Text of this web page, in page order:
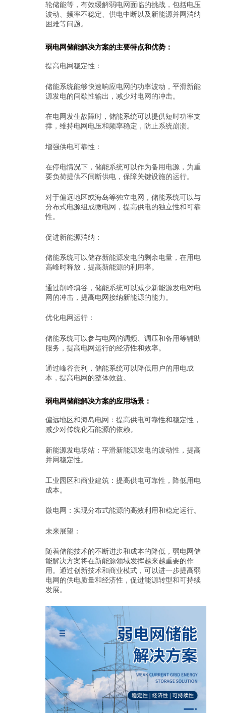
轮储能等，有效缓解弱电网面临的挑战，包括电压
波动、频率不稳定、供电中断以及新能源并网消纳
困难等问题。
弱电网储能解决方案的主要特点和优势：
提高电网稳定性：
储能系统能够快速响应电网的功率波动，平滑新能
源发电的间歇性输出，减少对电网的冲击。
在电网发生故障时，储能系统可以提供短时功率支
撑，维持电网电压和频率稳定，防止系统崩溃。
增强供电可靠性：
在停电情况下，储能系统可以作为备用电源，为重
要负荷提供不间断供电，保障关键设施的运行。
对于偏远地区或海岛等独立电网，储能系统可以与
分布式电源组成微电网，提高供电的独立性和可靠
性。
促进新能源消纳：
储能系统可以储存新能源发电的剩余电量，在用电
高峰时释放，提高新能源的利用率。
通过削峰填谷，储能系统可以减少新能源发电对电
网的冲击，提高电网接纳新能源的能力。
优化电网运行：
储能系统可以参与电网的调频、调压和备用等辅助
服务，提高电网运行的经济性和效率。
通过峰谷套利，储能系统可以降低用户的用电成
本，提高电网的整体效益。
弱电网储能解决方案的应用场景：
偏远地区和海岛电网：提高供电可靠性和稳定性，
减少对传统化石能源的依赖。
新能源发电场站：平滑新能源发电的波动性，提高
并网稳定性。
工业园区和商业建筑：提高供电可靠性，降低用电
成本。
微电网：实现分布式能源的高效利用和稳定运行。
未来展望：
随着储能技术的不断进步和成本的降低，弱电网储
能解决方案将在新能源领域发挥越来越重要的作
用。通过创新技术和商业模式，可以进一步提高弱
电网的供电质量和经济性，促进能源转型和可持续
发展。